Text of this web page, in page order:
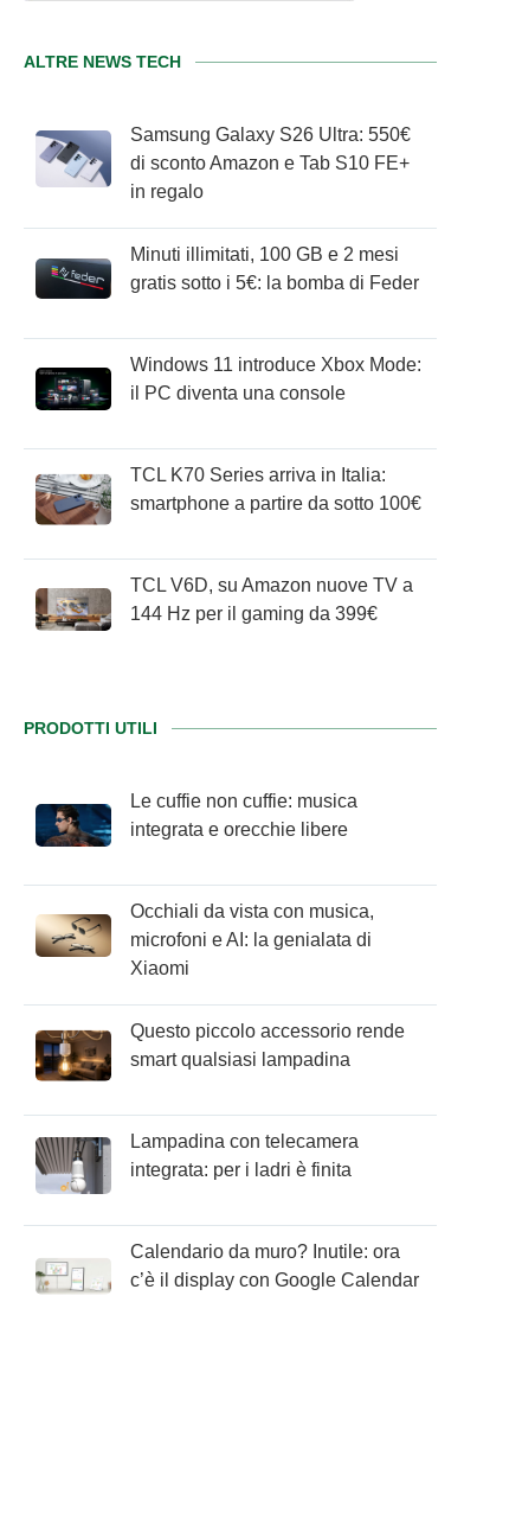
ALTRE NEWS TECH
Samsung Galaxy S26 Ultra: 550€
di sconto Amazon e Tab S10 FE+
in regalo
Minuti illimitati, 100 GB e 2 mesi
gratis sotto i 5€: la bomba di Feder
Windows 11 introduce Xbox Mode:
il PC diventa una console
TCL K70 Series arriva in Italia:
smartphone a partire da sotto 100€
TCL V6D, su Amazon nuove TV a
144 Hz per il gaming da 399€
PRODOTTI UTILI
Le cuffie non cuffie: musica
integrata e orecchie libere
Occhiali da vista con musica,
microfoni e AI: la genialata di
Xiaomi
Questo piccolo accessorio rende
smart qualsiasi lampadina
Lampadina con telecamera
integrata: per i ladri è finita
Calendario da muro? Inutile: ora
c’è il display con Google Calendar